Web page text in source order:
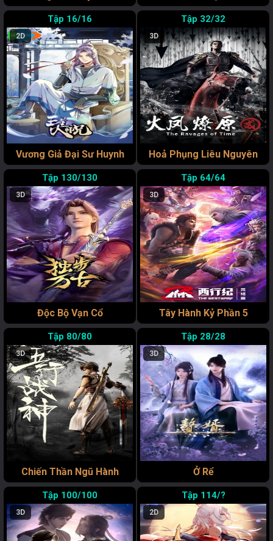
16/16
2D
Vương Giả Đại Sư Huynh
32/32
3D
Hoả Phụng Liêu Nguyên
130/130
3D
Độc Bộ Vạn Cổ
64/64
3D
Tây Hành Kỷ Phần 5
80/80
3D
Chiến Thần Ngũ Hành
28/28
3D
Ở Rể
100/100
3D
114/?
2D